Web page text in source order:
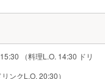
（料理L.O. 14:30 ドリ
ンクL.O. 20:30）